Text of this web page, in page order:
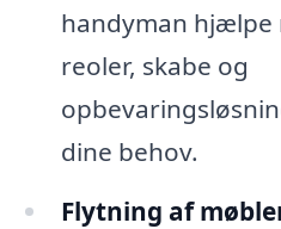
handyman hjælpe
reoler, skabe og
dine behov.
Flytning af